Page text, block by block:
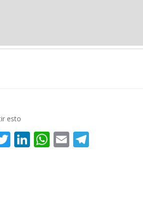
esto
Twitter
LinkedIn
WhatsApp
Email